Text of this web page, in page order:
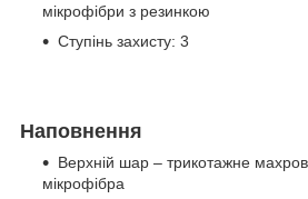
мікрофібри з резинкою
Ступінь захисту: 3
Наповнення
Верхній шар – трикотажне
мікрофібра